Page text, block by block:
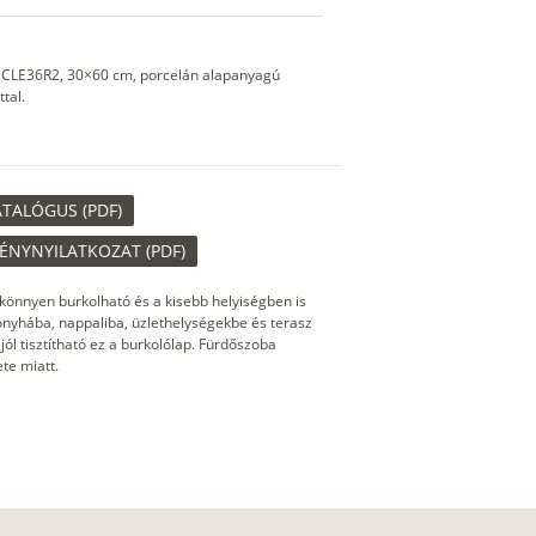
30×60 cm, porcelán alapanyagú
(PDF)
(PDF)
burkolható és a kisebb helyiségben is
nappaliba, üzlethelységekbe és terasz
tisztítható ez a burkolólap. Fürdőszoba
miatt.